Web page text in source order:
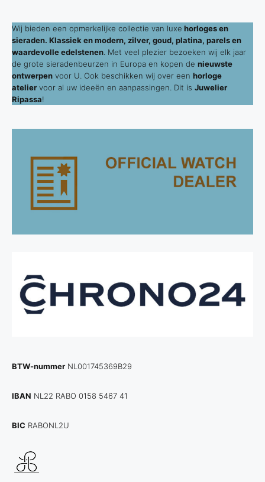
Wij bieden een opmerkelijke collectie van luxe horloges en
sieraden. Klassiek en modern, zilver, goud, platina, parels en
waardevolle edelstenen . Met veel plezier bezoeken wij elk jaar
de grote sieradenbeurzen in Europa en kopen de nieuwste
ontwerpen voor U. Ook beschikken wij over een horloge
atelier voor al uw ideeën en aanpassingen. Dit is Juwelier
Ripassa!
BTW-nummer NL001745369B29
IBAN NL22 RABO 0158 5467 41
BIC RABONL2U